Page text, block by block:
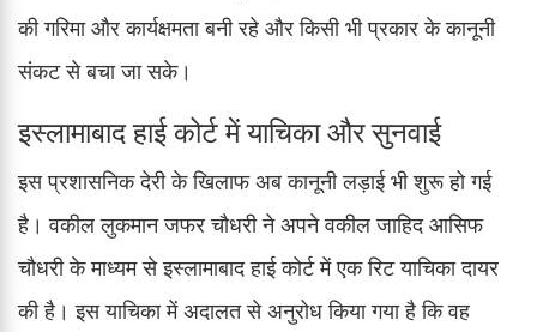
की गरिमा और कार्यक्षमता बनी रहे और किसी भी प्रकार के कानूनी
संकट से बचा जा सके।
इस्लामाबाद हाई कोर्ट में याचिका और सुनवाई
इस प्रशासनिक देरी के खिलाफ अब कानूनी लड़ाई भी शुरू हो गई
है। वकील लुकमान जफर चौधरी ने अपने वकील जाहिद आसिफ
चौधरी के माध्यम से इस्लामाबाद हाई कोर्ट में एक रिट याचिका दायर
की है। इस याचिका में अदालत से अनुरोध किया गया है कि वह